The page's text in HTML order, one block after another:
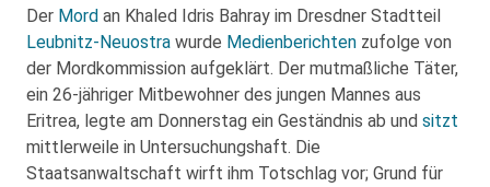
Der Mord an Khaled Idris Bahray im Dresdner Stadtteil
Leubnitz-Neuostra wurde Medienberichten zufolge von
der Mordkommission aufgeklärt. Der mutmaßliche Täter,
ein 26-jähriger Mitbewohner des jungen Mannes aus
Eritrea, legte am Donnerstag ein Geständnis ab und sitzt
mittlerweile in Untersuchungshaft. Die
Staatsanwaltschaft wirft ihm Totschlag vor; Grund für